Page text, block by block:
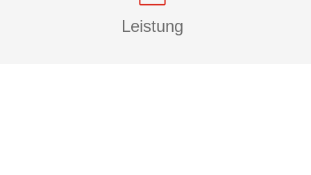
Leistung